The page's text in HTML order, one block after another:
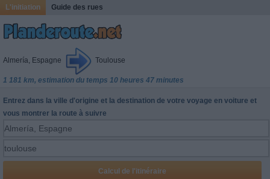
L'initiation Guide des rues
Almería, Espagne Toulouse
1 181 km, estimation du temps 10 heures 47 minutes
Entrez dans la ville d'origine et la destination de votre voyage en voiture et
vous montrer la route à suivre